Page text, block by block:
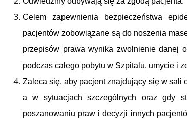
Celem zapewnienia bezpieczeństwa
pacjentów zobowiązane są do noszenia
przepisów prawa wynika zwolnienie danej
podczas całego pobytu w Szpitalu, umycie i
Zaleca się, aby pacjent znajdujący się w sali
a w sytuacjach szczególnych oraz gdy
poszanowaniu praw i decyzji innych